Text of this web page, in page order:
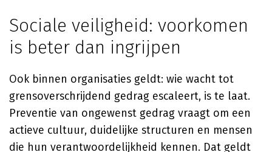
Sociale veiligheid: voorkomen
is beter dan ingrijpen
Ook binnen organisaties geldt: wie wacht tot
grensoverschrijdend gedrag escaleert, is te laat.
Preventie van ongewenst gedrag vraagt om een
actieve cultuur, duidelijke structuren en mensen
die hun verantwoordelijkheid kennen. Dat geldt